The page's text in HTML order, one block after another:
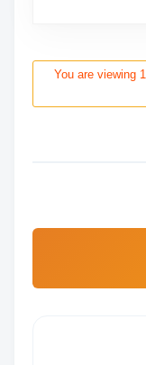
You are viewing